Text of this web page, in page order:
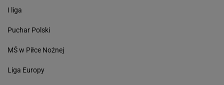
I liga
Puchar Polski
MŚ w Piłce Nożnej
Liga Europy